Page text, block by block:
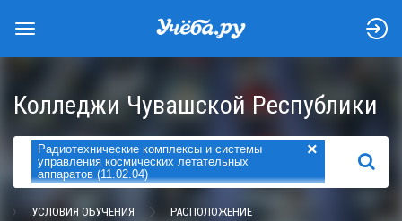
Колледжи Чувашской Республики
Радиотехнические комплексы и системы
управления космических летательных
аппаратов (11.02.04)
×
НАЙТИ
УСЛОВИЯ ОБУЧЕНИЯ РАСПОЛОЖЕНИЕ